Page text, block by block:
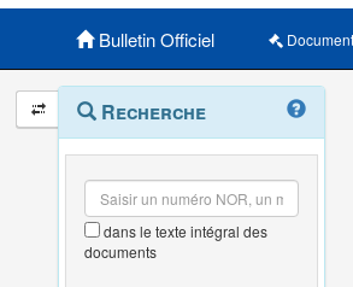
Bulletin Officiel
Navigation
et
outils
annexes
Menu
contextuel
Recherche
dans le texte intégral des
documents